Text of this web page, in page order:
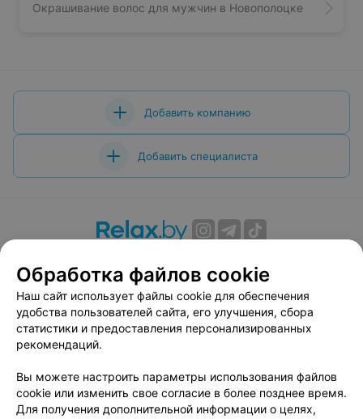
Окрашивание волос для мужчин в Новополоцке
Добавить компанию
Добавить специалиста
Вакансии
Публичный договор
Способы оплаты
Публичный договор по использованию сервиса
«Афиша»
Пользовательское соглашение
Связаться по вопросам сотрудничества
Написать руководителю relax.by
Обработка файлов cookie
Наш сайт использует файлы cookie для обеспечения
удобства пользователей сайта, его улучшения, сбора
статистики и предоставления персонализированных
рекомендаций.
Вы можете настроить параметры использования файлов
cookie или изменить свое согласие в более позднее время.
Для получения дополнительной информации о целях,